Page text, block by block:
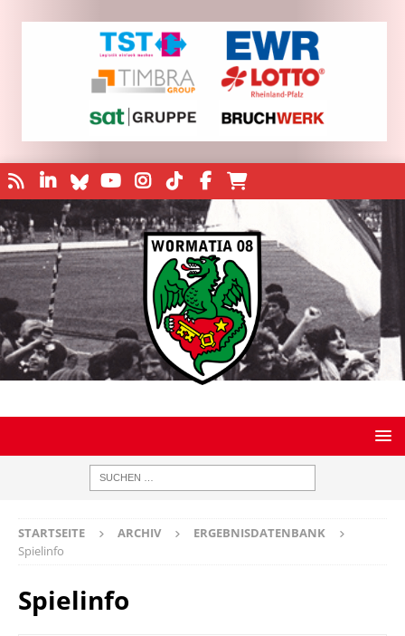
STARTSEITE ARCHIV
ERGEBNISDATENBANK
Spielinfo
Spielinfo